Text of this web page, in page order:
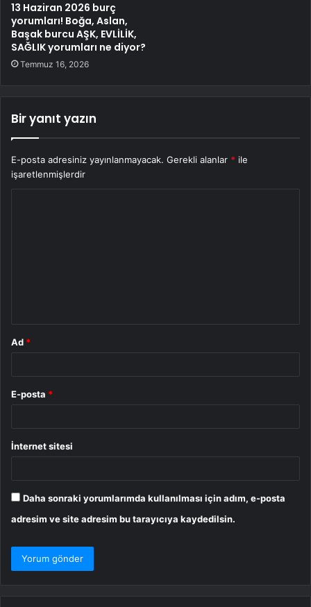
13 Haziran 2026 burç
yorumları! Boğa, Aslan,
Başak burcu AŞK, EVLİLİK,
SAĞLIK yorumları ne diyor?
Temmuz 16, 2026
Bir yanıt yazın
E-posta adresiniz yayınlanmayacak. Gerekli alanlar * ile
işaretlenmişlerdir
Ad *
E-posta *
İnternet sitesi
Daha sonraki yorumlarımda kullanılması için adım, e-posta
adresim ve site adresim bu tarayıcıya kaydedilsin.